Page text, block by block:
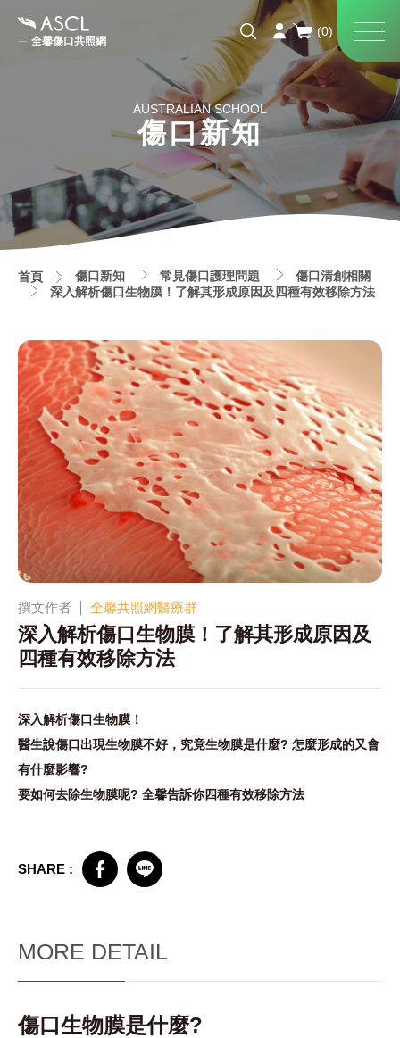
全馨傷口共照網
AUSTRALIAN SCHOOL
傷口新知
首頁 傷口新知 常見傷口護理問題
傷口清創相關
深入解析傷口生物膜！了解其形成原因及四種有效移除方法
撰文作者 全馨共照網醫療群
深入解析傷口生物膜！了解其形成原因及
四種有效移除方法
深入解析傷口生物膜！
醫生說傷口出現生物膜不好，究竟生物膜是什麼? 怎麼形成的又會
有什麼影響?
要如何去除生物膜呢? 全馨告訴你四種有效移除方法
SHARE :
MORE DETAIL
傷口生物膜是什麼?